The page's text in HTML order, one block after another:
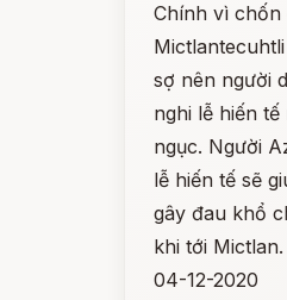
Chính vì chốn
sợ nên người
nghi lễ hiến
ngục. Người
lễ hiến tế sẽ
gây đau khổ
khi tới Mictlan.
04-12-2020